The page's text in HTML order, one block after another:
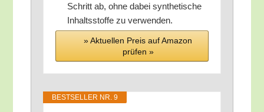
Schritt ab, ohne dabei syn­the­ti­sche
Inhalts­stof­fe zu verwenden.
» Aktu­el­len Preis auf Ama­zon
prü­fen »
BEST­SEL­LER NR. 9